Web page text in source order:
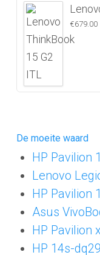
€679.00
De moeite waard
HP Pavilion
Lenovo
HP Pavilion
Asus
HP Pavilion
HP 14s-